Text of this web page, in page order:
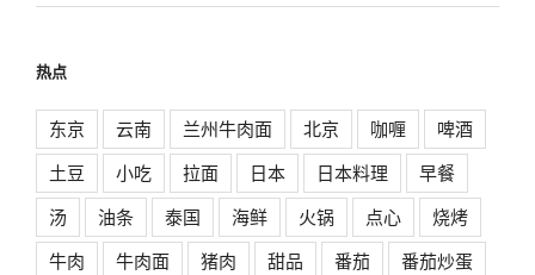
热点
东京 云南 兰州牛肉面 北京 咖喱
啤酒
土豆
小吃 拉面 日本 日本料理
早餐
汤
油条 泰国 海鲜 火锅 点心
烧烤
牛肉
牛肉面 猪肉 甜品 番茄
番茄炒蛋